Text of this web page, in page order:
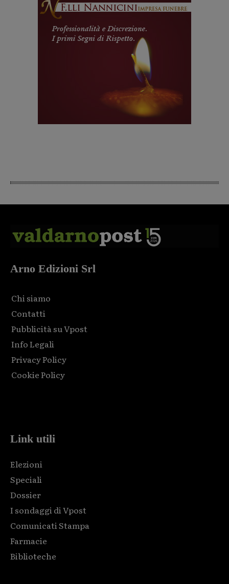
Arno Edizioni Srl
Chi siamo
Contatti
Pubblicità su Vpost
Info Legali
Privacy Policy
Cookie Policy
Link utili
Elezioni
Speciali
Dossier
I sondaggi di Vpost
Comunicati Stampa
Farmacie
Biblioteche